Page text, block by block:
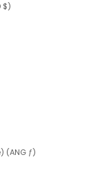
$)
(ANG ƒ)